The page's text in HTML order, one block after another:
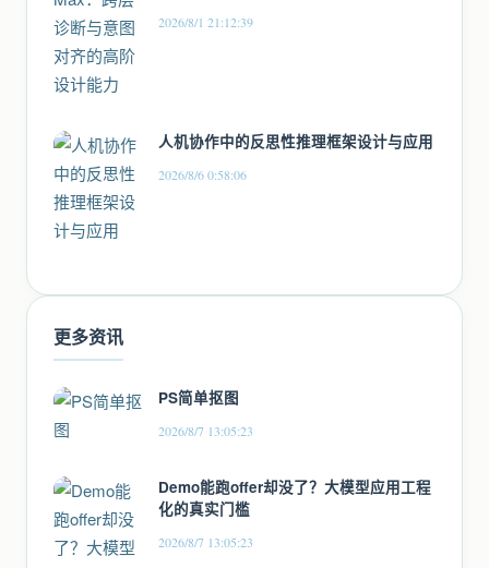
2026/8/1 21:12:39
人机协作中的反思性推理框架设计与应用
2026/8/6 0:58:06
更多资讯
PS简单抠图
2026/8/7 13:05:23
Demo能跑offer却没了？大模型应用工程
化的真实门槛
2026/8/7 13:05:23